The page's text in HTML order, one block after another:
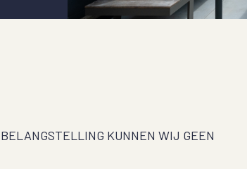
KUNNEN WIJ GEEN